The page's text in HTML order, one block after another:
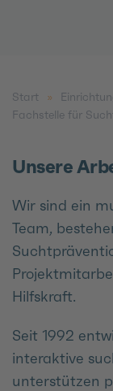
Start
Fachstelle für
Unsere
Wir sind ein
Team,
Hilfskraft.
Seit 1992
interaktive
unterstützen